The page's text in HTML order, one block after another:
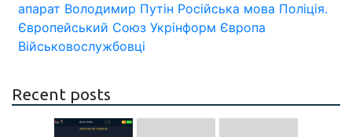
апарат Володимир Путін Російська мова Поліція.
Європейський Союз Укрінформ Європа
Військовослужбовці
Recent posts